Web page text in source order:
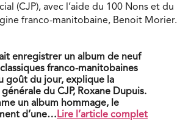
(CJP), avec l’aide du 100 Nons et du
franco-manitobaine, Benoit Morier.
enregistrer un album de neuf
franco-manitobaines
goût du jour, explique la
du CJP, Roxane Dupuis.
un album hommage, le
d’une… Lire l’article complet